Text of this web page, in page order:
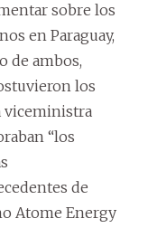
sobre los
en Paraguay,
de ambos,
los
viceministra
“los
de
Atome Energy